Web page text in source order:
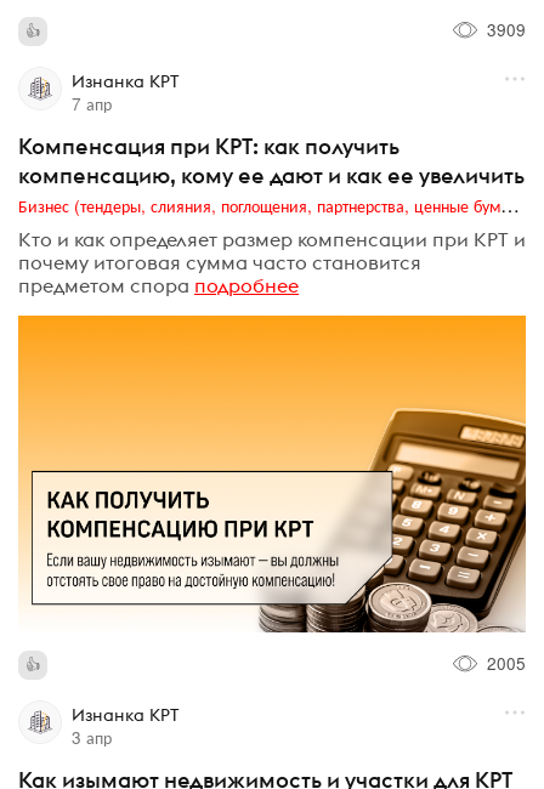
3909
Изнанка КРТ
7 апр
Компенсация при КРТ: как получить
компенсацию, кому ее дают и как ее увеличить
Бизнес (тендеры, слияния, поглощения, партнерства, ценные бумаги, акционеры, финансы и отчетность)
Кто и как определяет размер компенсации при КРТ и
почему итоговая сумма часто становится
предметом спора подробнее
2005
Изнанка КРТ
3 апр
Как изымают недвижимость и участки для КРТ